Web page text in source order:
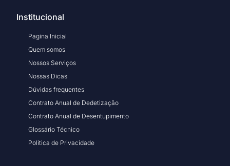
Institucional
Pagina Inicial
Quem somos
Nossos Serviços
Nossas Dicas
Dúvidas frequentes
Contrato Anual de Dedetização
Contrato Anual de Desentupimento
Glossário Técnico
Politica de Privacidade